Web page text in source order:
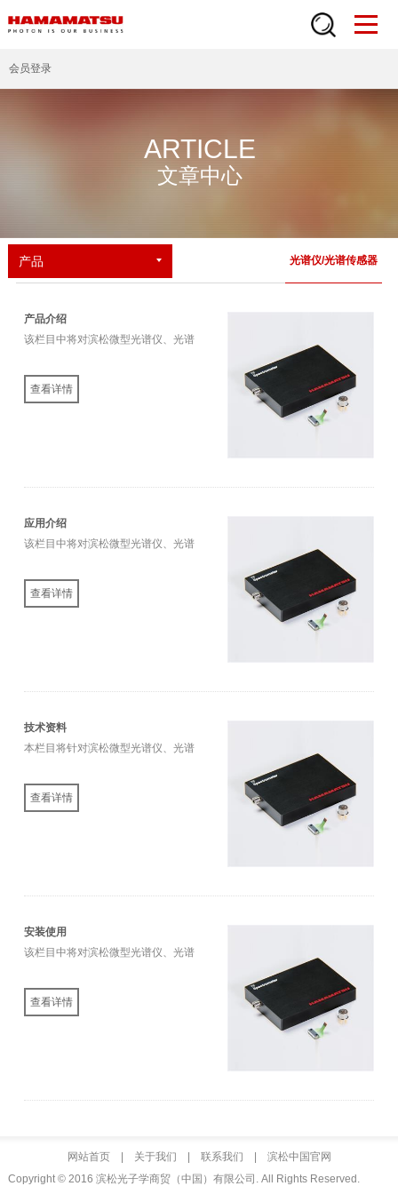
会员登录
ARTICLE
文章中心
产品 光谱仪/光谱传感器
产品介绍
该栏目中将对滨松微型光谱仪、光谱
进行详细介绍。
查看详情
应用介绍
该栏目中将对滨松微型光谱仪、光谱
应用中的优势特性进行介绍。
查看详情
技术资料
本栏目将针对滨松微型光谱仪、光谱
问题等进行详细解析。
查看详情
安装使用
该栏目中将对滨松微型光谱仪、光谱
作等安装或使用中的问题进行详细介
绍。
查看详情
网站首页 关于我们 联系我们
滨松中国官网
Copyright © 2016 滨松光子学商贸（中国）有限公司. All Rights Reserved.